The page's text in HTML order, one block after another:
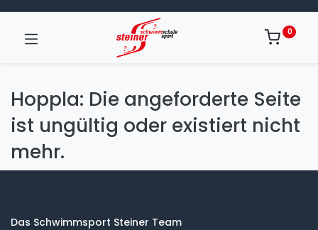
0
Hoppla: Die angeforderte Seite
ist ungültig oder existiert nicht
mehr.
Das Schwimmsport Steiner Team